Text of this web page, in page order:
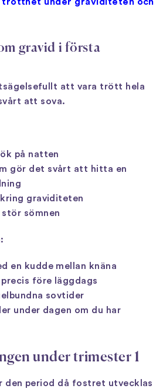
gravid i första
att vara trött hela
att sova.
på natten
gör det svårt att hitta en
graviditeten
sömnen
en kudde mellan knäna
före läggdags
sovtider
under dagen om du har
under trimester 1
den period då fostret utvecklas